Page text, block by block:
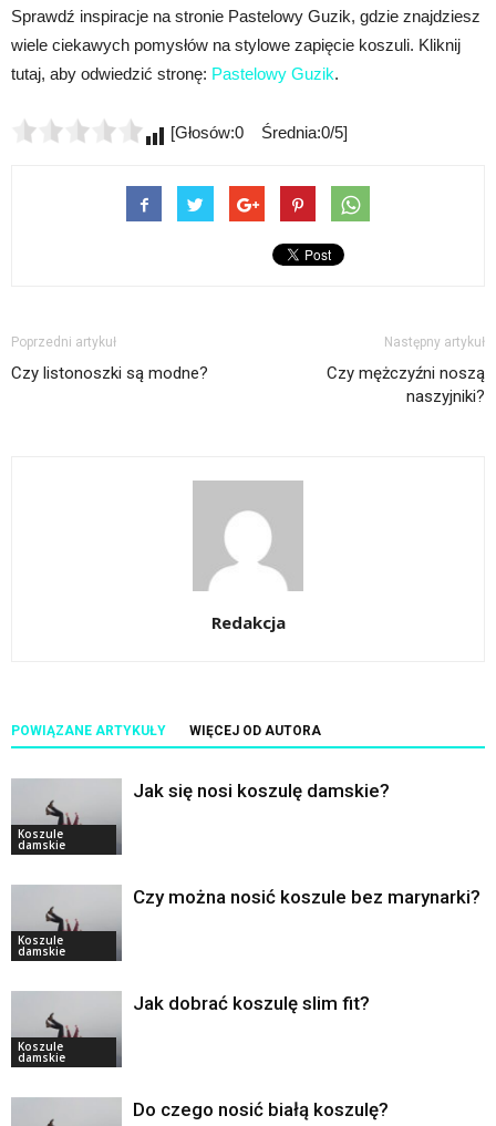
Sprawdź inspiracje na stronie Pastelowy Guzik, gdzie znajdziesz
wiele ciekawych pomysłów na stylowe zapięcie koszuli. Kliknij
tutaj, aby odwiedzić stronę: Pastelowy Guzik.
[Głosów:0 Średnia:0/5]
Poprzedni artykuł
Czy listonoszki są modne?
Następny artykuł
Czy mężczyźni noszą
naszyjniki?
Redakcja
POWIĄZANE ARTYKUŁY WIĘCEJ OD AUTORA
Koszule
damskie
Jak się nosi koszulę damskie?
Koszule
damskie
Czy można nosić koszule bez marynarki?
Koszule
damskie
Jak dobrać koszulę slim fit?
Do czego nosić białą koszulę?